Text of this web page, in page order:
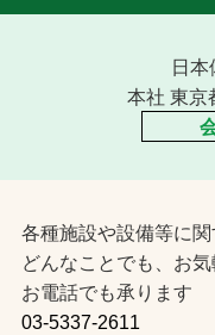
日本
本社 東京
各種施設や設備等に
どんなことでも、お
お電話でも承ります
03-5337-2611